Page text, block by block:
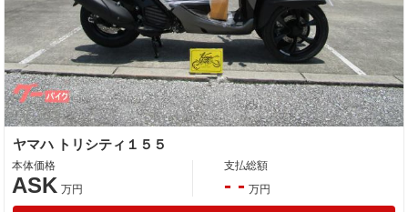
ヤマハ トリシティ１５５
本体価格
ASK 万円
支払総額
- - 万円